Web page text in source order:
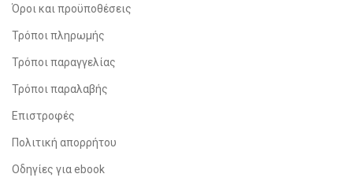
Όροι και προϋποθέσεις
Τρόποι πληρωμής
Τρόποι παραγγελίας
Τρόποι παραλαβής
Επιστροφές
Πολιτική απορρήτου
Οδηγίες για ebook